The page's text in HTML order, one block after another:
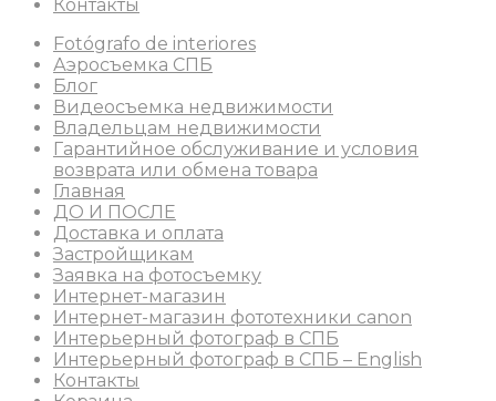
Контакты
Fotógrafo de interiores
Аэросъемка СПБ
Блог
Видеосъемка недвижимости
Владельцам недвижимости
Гарантийное обслуживание и условия
возврата или обмена товара
Главная
ДО И ПОСЛЕ
Доставка и оплата
Застройщикам
Заявка на фотосъемку
Интернет-магазин
Интернет-магазин фототехники canon
Интерьерный фотограф в СПБ
Интерьерный фотограф в СПБ – English
Контакты